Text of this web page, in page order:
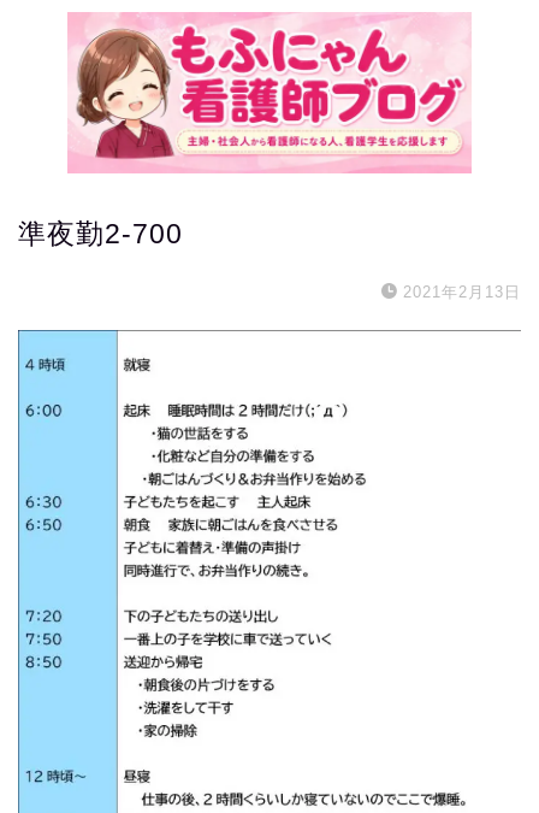
準夜勤2-700
2021年2月13日